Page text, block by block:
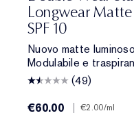
Longwear
SPF 10
Nuovo matte
Modulabile e
(49)
€60.00
€2.00/ml